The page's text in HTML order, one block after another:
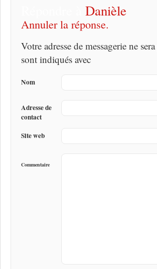
Danièle
Annuler la réponse.
Votre adresse de messagerie ne
sont indiqués avec
Nom
Adresse de
contact
Site web
Commentaire